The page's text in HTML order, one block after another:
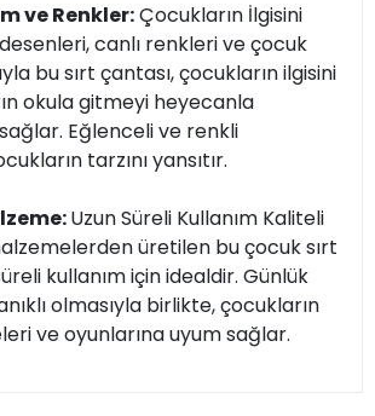
ve Renkler:Çocukların İlgisini
canlı renkleri ve çocuk
bu sırt çantası, çocukların ilgisini
okula gitmeyi heyecanla
Eğlenceli ve renkli
tarzını yansıtır.
Uzun Süreli Kullanım Kaliteli
üretilen bu çocuk sırt
kullanım için idealdir. Günlük
olmasıyla birlikte, çocukların
ve oyunlarına uyum sağlar.